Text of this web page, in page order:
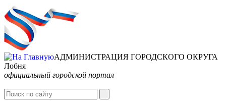
АДМИНИСТРАЦИЯ ГОРОДСКОГО ОКРУГА
Лобня
официальный городской портал